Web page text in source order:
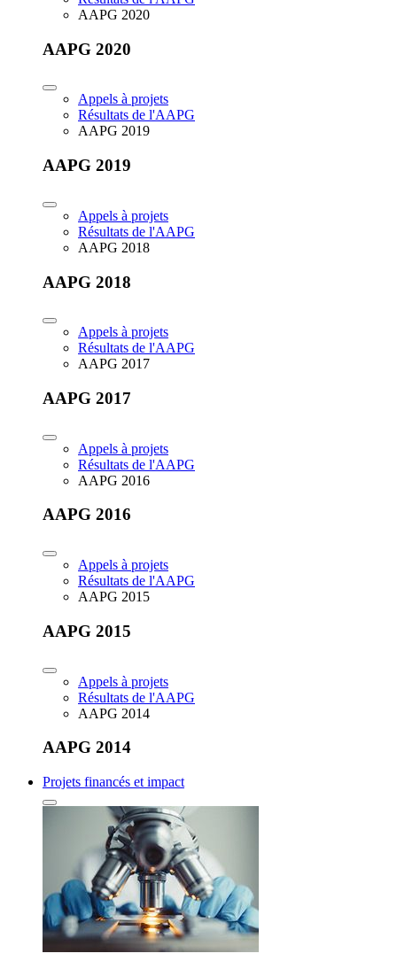
AAPG 2020
AAPG 2020
Appels à projets
Résultats de l'AAPG
AAPG 2019
AAPG 2019
Appels à projets
Résultats de l'AAPG
AAPG 2018
AAPG 2018
Appels à projets
Résultats de l'AAPG
AAPG 2017
AAPG 2017
Appels à projets
Résultats de l'AAPG
AAPG 2016
AAPG 2016
Appels à projets
Résultats de l'AAPG
AAPG 2015
AAPG 2015
Appels à projets
Résultats de l'AAPG
AAPG 2014
AAPG 2014
Projets financés et impact